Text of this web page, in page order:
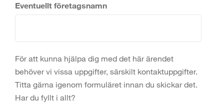
Eventuellt företagsnamn
För att kunna hjälpa dig med det här ärendet
behöver vi vissa uppgifter, särskilt kontaktuppgifter.
Titta gärna igenom formuläret innan du skickar det.
Har du fyllt i allt?